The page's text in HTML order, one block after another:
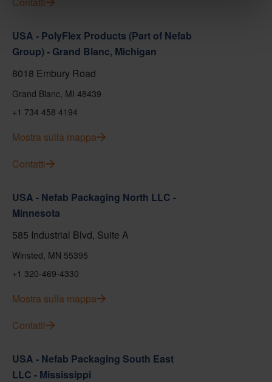
USA - PolyFlex Products (Part of Nefab
Group) - Grand Blanc, Michigan
8018 Embury Road
Grand Blanc, MI 48439
+1 734 458 4194
Mostra sulla mappa
Contatti
USA - Nefab Packaging North LLC -
Minnesota
585 Industrial Blvd, Suite A
Winsted, MN 55395
+1 320-469-4330
Mostra sulla mappa
Contatti
USA - Nefab Packaging South East
LLC - Mississippi